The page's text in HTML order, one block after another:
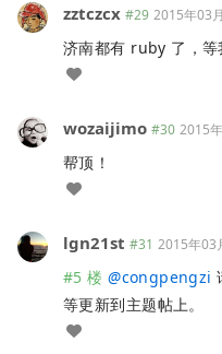
zztczcx #29 2015年03
济南都有 ruby 了，等
wozaijimo #30 2015
帮顶！
lgn21st #31 2015年03
#5 楼 @congpengzi
等更新到主题帖上。